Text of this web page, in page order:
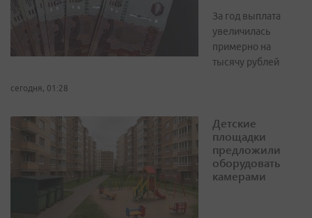
За год выплата
увеличилась
примерно на
тысячу рублей
сегодня, 01:28
Детские
площадки
предложили
оборудовать
камерами